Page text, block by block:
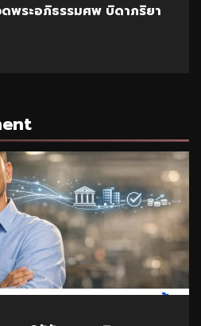
พระอภิธรรมศพ บิดาภริยา